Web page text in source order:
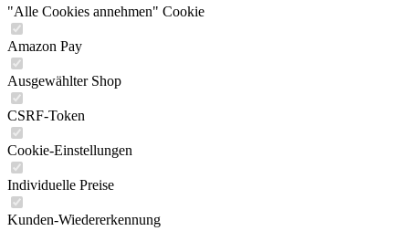
"Alle Cookies annehmen" Cookie
Amazon Pay
Ausgewählter Shop
CSRF-Token
Cookie-Einstellungen
Individuelle Preise
Kunden-Wiedererkennung